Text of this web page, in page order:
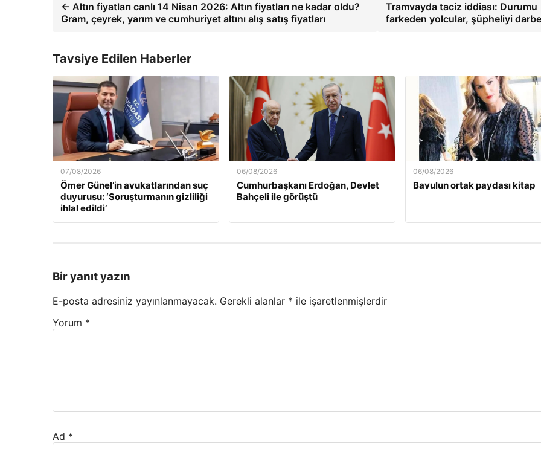
← Altın fiyatları canlı 14 Nisan 2026: Altın fiyatları ne kadar oldu?
Gram, çeyrek, yarım ve cumhuriyet altını alış satış fiyatları
Tramvayda taciz iddiası: Durumu
farkeden yolcular, şüpheliyi
Tavsiye Edilen Haberler
07/08/2026
Ömer Günel’in avukatlarından suç
duyurusu: ‘Soruşturmanın gizliliği
ihlal edildi’
06/08/2026
Cumhurbaşkanı Erdoğan, Devlet
Bahçeli ile görüştü
06/08/2026
Bavulun ortak paydası kitap
Bir yanıt yazın
E-posta adresiniz yayınlanmayacak. Gerekli alanlar * ile işaretlenmişlerdir
Yorum *
Ad *